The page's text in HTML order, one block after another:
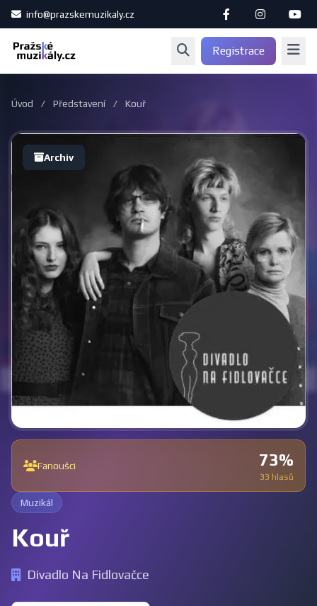
info@prazskemuzikaly.cz
Registrace
Úvod / Představení / Kouř
Archiv
Fanoušci 73%
33 hlasů
Muzikál
Kouř
Divadlo Na Fidlovačce